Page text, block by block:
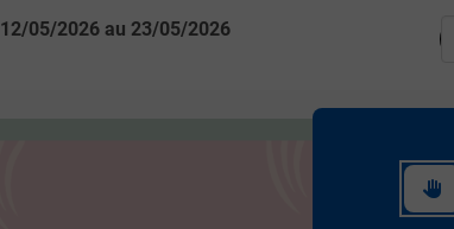
12/05/2026au 23/05/2026
Suivez ce